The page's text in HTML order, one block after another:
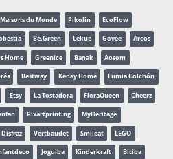
Maisons du Monde Pikolin EcoFlow
Be.Green Lekue Govee Arcos
Home Greenice Banak Aosom
Bestway Kenay Home Lumia Colchón
Etsy La Tostadora FloraQueen Cheerz
Pixartprinting MyHeritage
Vertbaudet Smileat LEGO
Joguiba Kinderkraft Bitiba